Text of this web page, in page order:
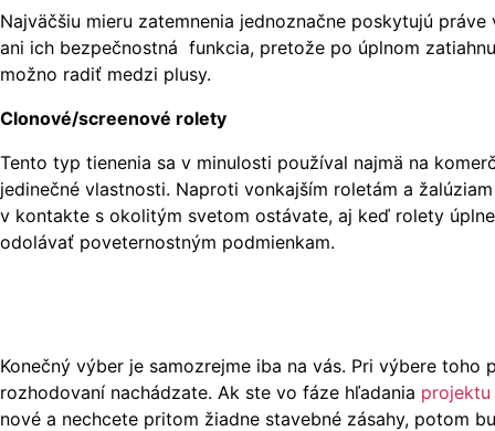
Najväčšiu mieru zatemnenia jednoznačne poskytujú
ani ich bezpečnostná funkcia, pretože po úplnom
možno radiť medzi plusy.
Clonové/screenové rolety
Tento typ tienenia sa v minulosti používal najmä na
jedinečné vlastnosti. Naproti vonkajším roletám a
v kontakte s okolitým svetom ostávate, aj keď rolety
odolávať poveternostným podmienkam.
Konečný výber je samozrejme iba na vás. Pri výbere
rozhodovaní nachádzate. Ak ste vo fáze hľadania projektu
nové a nechcete pritom žiadne stavebné zásahy, potom